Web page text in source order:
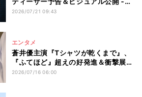
"キャプテン"ウソップが主人公に
2026/07/21 09:43
エンタメ
蒼井優主演『Tシャツが乾くまで』、
『ふてほど』超えの好発進＆衝撃展開
でネット騒然 2話では“第三金曜
2026/07/16 06:00